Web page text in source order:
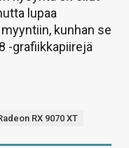
lupaa
kunhan se
-grafiikkapiirejä
RX 9070 XT